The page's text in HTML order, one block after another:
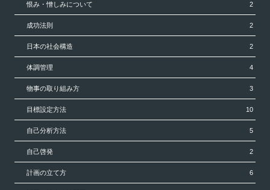
恨み・憎しみについて 2
成功法則 2
日本の社会構造 2
体調管理 4
物事の取り組み方 3
目標設定方法 10
自己分析方法 5
自己啓発 2
計画の立て方 6